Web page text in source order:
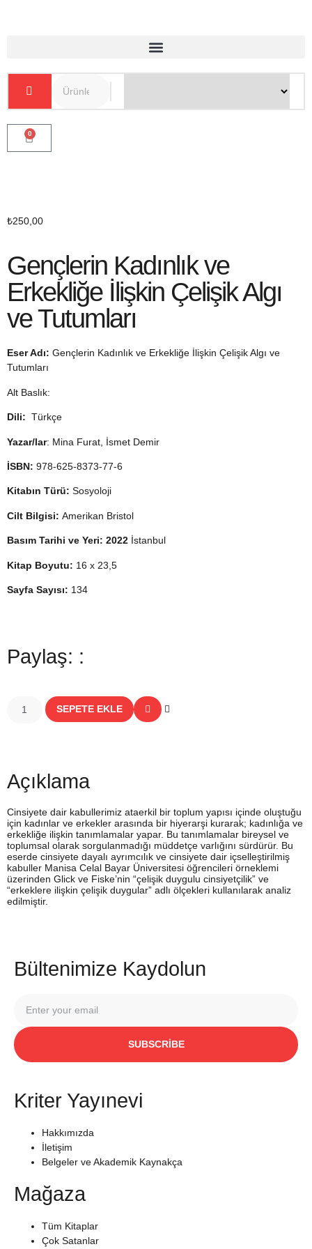
0
₺250,00
Gençlerin Kadınlık ve
Erkekliğe İlişkin Çelişik Algı
ve Tutumları
Eser Adı: Gençlerin Kadınlık ve Erkekliğe İlişkin Çelişik Algı ve
Tutumları
Alt Baslık:
Dili: Türkçe
Yazar/lar: Mina Furat, İsmet Demir
İSBN: 978-625-8373-77-6
Kitabın Türü: Sosyoloji
Cilt Bilgisi: Amerikan Bristol
Basım Tarihi ve Yeri: 2022 İstanbul
Kitap Boyutu: 16 x 23,5
Sayfa Sayısı: 134
Paylaş: :
SEPETE EKLE
Açıklama
Cinsiyete dair kabullerimiz ataerkil bir toplum yapısı içinde oluştuğu
için kadınlar ve erkekler arasında bir hiyerarşi kurarak; kadınlığa ve
erkekliğe ilişkin tanımlamalar yapar. Bu tanımlamalar bireysel ve
toplumsal olarak sorgulanmadığı müddetçe varlığını sürdürür. Bu
eserde cinsiyete dayalı ayrımcılık ve cinsiyete dair içselleştirilmiş
kabuller Manisa Celal Bayar Üniversitesi öğrencileri örneklemi
üzerinden Glick ve Fiske’nin “çelişik duygulu cinsiyetçilik” ve
“erkeklere ilişkin çelişik duygular” adlı ölçekleri kullanılarak analiz
edilmiştir.
Bültenimize Kaydolun
SUBSCRIBE
Kriter Yayınevi
Hakkımızda
İletişim
Belgeler ve Akademik Kaynakça
Mağaza
Tüm Kitaplar
Çok Satanlar